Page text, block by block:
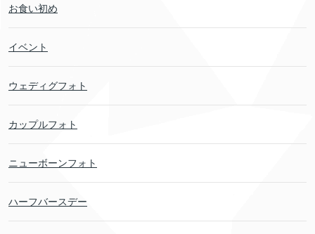
お食い初め
イベント
ウェディグフォト
カップルフォト
ニューボーンフォト
ハーフバースデー